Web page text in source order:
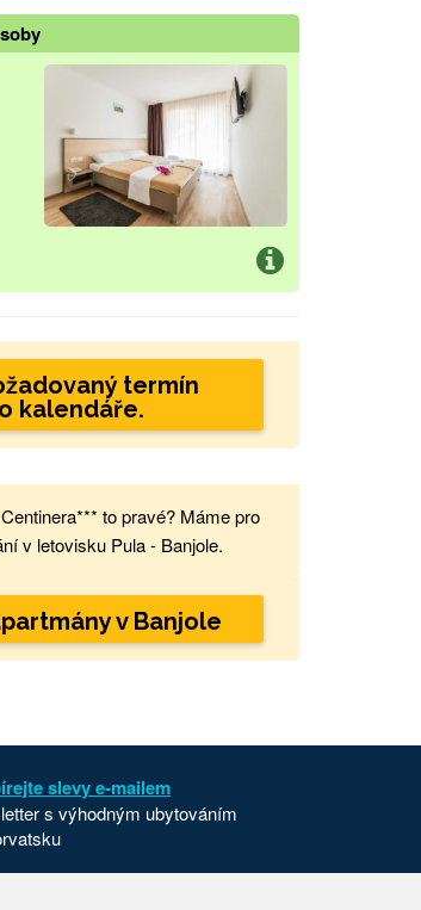
termín
kalendáře.
to pravé? Máme pro
v letovisku Pula - Banjole.
v Banjole
slevy e-mailem
s výhodným ubytováním